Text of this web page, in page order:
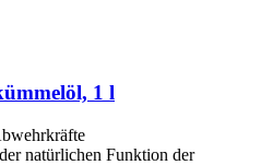
1 l
natürlichen Funktion der